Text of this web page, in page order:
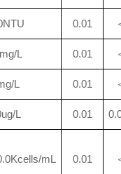
0.01
L 0.01
L 0.01
L 0.01
mL 0.01